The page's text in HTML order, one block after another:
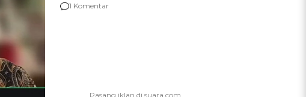
Usai Jadi Brigjen
1 Komentar